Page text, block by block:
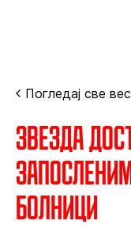
Погледај све
Звезда
болници